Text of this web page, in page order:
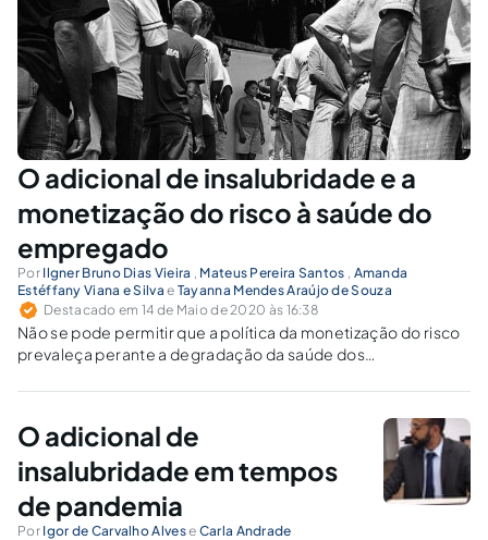
O adicional de insalubridade e a
monetização do risco à saúde do
empregado
Por Ilgner Bruno Dias Vieira , Mateus Pereira Santos , Amanda
Estéffany Viana e Silva e Tayanna Mendes Araújo de Souza
Destacado em 14 de Maio de 2020 às 16:38
Não se pode permitir que a política da monetização do risco
prevaleça perante a degradação da saúde dos
O adicional de
insalubridade em tempos
de pandemia
Por Igor de Carvalho Alvese Carla Andrade